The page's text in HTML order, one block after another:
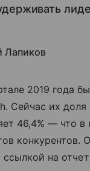
Лапиков
2019 года
Сейчас их доля
46,4% — что в
конкурентов.
на